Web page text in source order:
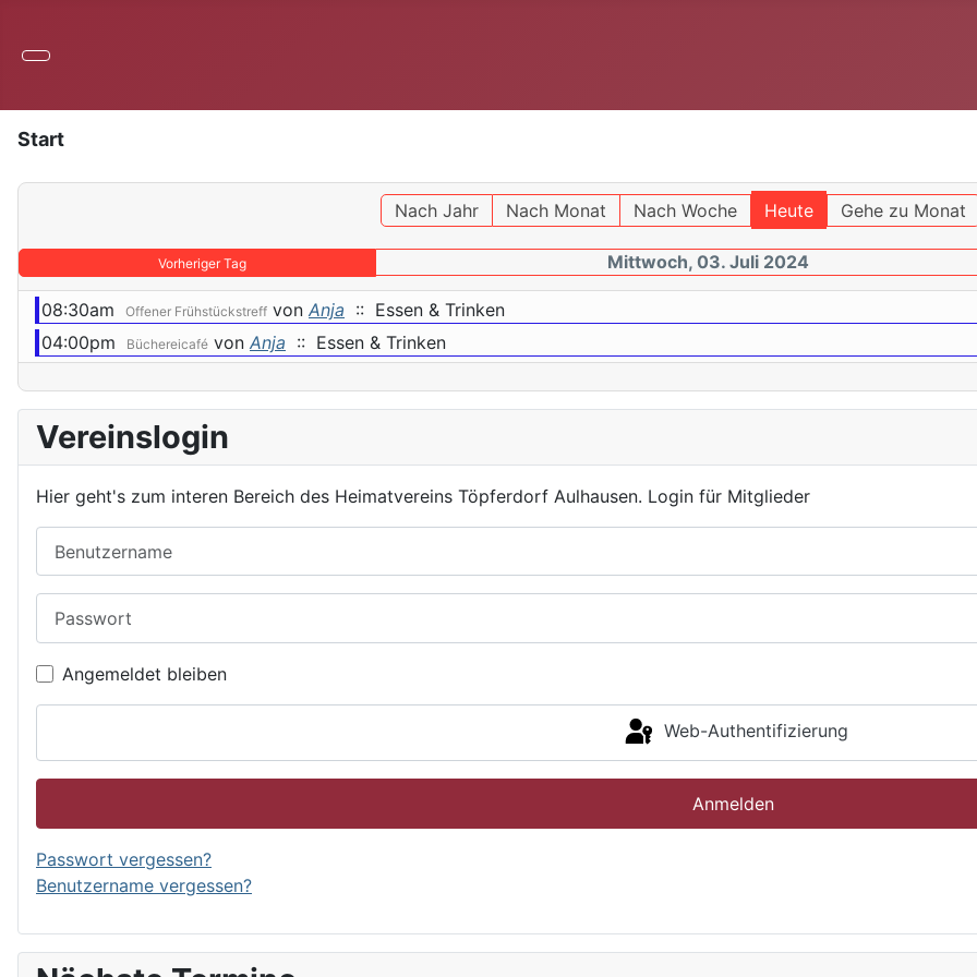
Start
Nach Jahr Nach Monat Nach Woche Heute Gehe zu Monat
Vorheriger Tag Mittwoch, 03. Juli 2024
08:30am Offener Frühstückstreff von Anja :: Essen & Trinken
04:00pm
Büchereicafé von Anja :: Essen & Trinken
Vereinslogin
Hier geht's zum interen Bereich des Heimatvereins Töpferdorf Aulhausen. Login für Mitglieder
Angemeldet bleiben
Web-Authentifizierung
Anmelden
Passwort vergessen?
Benutzername vergessen?